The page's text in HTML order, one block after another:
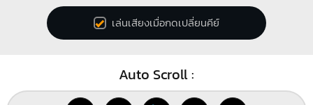
เล่นเสียงเมื่อกดเปลี่ยนคีย์
Auto Scroll :